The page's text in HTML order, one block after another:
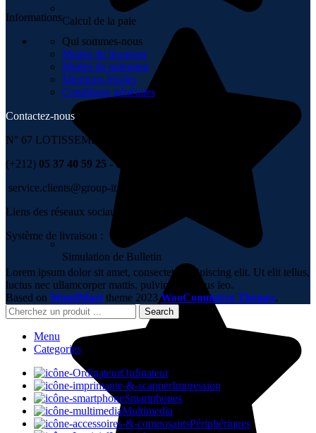
Calcul de la paie
Simulation de Bulletin
Informations
Qui sommes-nous
Modes de livraison
Modes de paiement
Mentions légales
Conditions générales
Contactez-nous
N° 67 LOTISSEMENT 6 NOVEMBRE , TÉMARA
(+212) 05 37 40 59 25 - 06 67 99 00 36
service.clients@group-it.ma
Liens des réseaux sociaux :
Système de livraison :
Lorem ipsum dolor sit amet, consectetur adipiscing elit. Ut elit tellus,
luctus nec ullamcorper mattis, pulvinar dapibus leo.
Based on WoodMart theme 2023WooCommerce Themes.
Search
Menu
Categories
Ordinateur
Impression
Smartphones
Multimedia
Périphériques